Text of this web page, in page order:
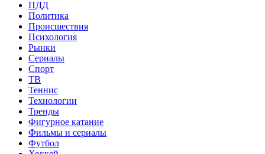
ПДД
Политика
Происшествия
Психология
Рынки
Сериалы
Спорт
ТВ
Теннис
Технологии
Тренды
Фигурное катание
Фильмы и сериалы
Футбол